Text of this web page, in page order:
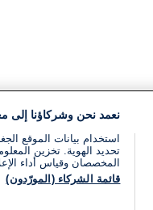
نعمد نحن وشركاؤنا إلى
استخدام بيانات الموقع
تحديد الهوية. تخزين
المخصصان وقياس أداء
قائمة الشركاء (المورّدون)